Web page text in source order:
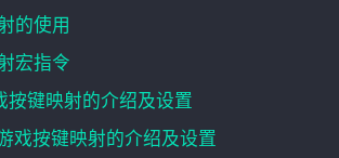
的使用
宏指令
按键映射的介绍及设置
戏按键映射的介绍及设置